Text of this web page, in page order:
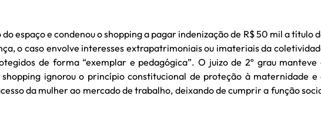
espaço e condenou o shopping a pagar indenização de R$ 50 mil a título
o caso envolve interesses extrapatrimoniais ou imateriais da
de forma “exemplar e pedagógica”. O juizo de 2º grau manteve
ignorou o princípio constitucional de proteção à maternidade e
da mulher ao mercado de trabalho, deixando de cumprir a função